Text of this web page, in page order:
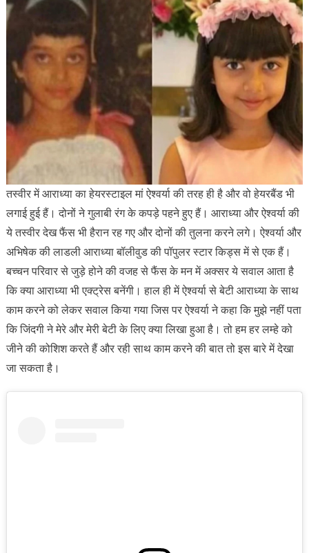
तस्वीर में आराध्या का हेयरस्टाइल मां ऐश्वर्या की तरह ही है और वो हेयरबैंड भी
लगाई हुई हैं। दोनों ने गुलाबी रंग के कपड़े पहने हुए हैं। आराध्या और ऐश्वर्या की
ये तस्वीर देख फैंस भी हैरान रह गए और दोनों की तुलना करने लगे। ऐश्वर्या और
अभिषेक की लाडली आराध्या बॉलीवुड की पॉपुलर स्टार किड्स में से एक हैं।
बच्चन परिवार से जुड़े होने की वजह से फैंस के मन में अक्सर ये सवाल आता है
कि क्या आराध्या भी एक्ट्रेस बनेंगी। हाल ही में ऐश्वर्या से बेटी आराध्या के साथ
काम करने को लेकर सवाल किया गया जिस पर ऐश्वर्या ने कहा कि मुझे नहीं पता
कि जिंदगी ने मेरे और मेरी बेटी के लिए क्या लिखा हुआ है। तो हम हर लम्हे को
जीने की कोशिश करते हैं और रही साथ काम करने की बात तो इस बारे में देखा
जा सकता है।